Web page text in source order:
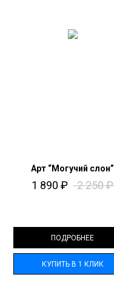
Арт “Могучий слон”
1 890 ₽ 2 250₽
ПОДРОБНЕЕ
КУПИТЬ В 1 КЛИК